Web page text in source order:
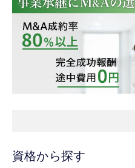
資格から探す